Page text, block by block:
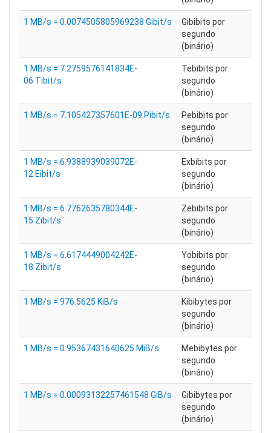
1 MB/s = 0.0074505805969238 Gibit/s
Gibibits por
segundo
(binário)
1 MB/s = 7.2759576141834E-
06 Tibit/s
Tebibits por
segundo
(binário)
1 MB/s = 7.105427357601E-09 Pibit/s
Pebibits por
segundo
(binário)
1 MB/s = 6.9388939039072E-
12 Eibit/s
Exbibits por
segundo
(binário)
1 MB/s = 6.7762635780344E-
15 Zibit/s
Zebibits por
segundo
(binário)
1 MB/s = 6.6174449004242E-
18 Zibit/s
Yobibits por
segundo
(binário)
1 MB/s = 976.5625 KiB/s
Kibibytes por
segundo
(binário)
1 MB/s = 0.95367431640625 MiB/s
Mebibytes por
segundo
(binário)
1 MB/s = 0.00093132257461548 GiB/s
Gibibytes por
segundo
(binário)